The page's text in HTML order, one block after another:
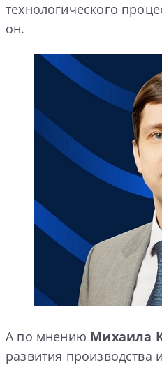
технологического
он.
А по мнению Михаила
развития